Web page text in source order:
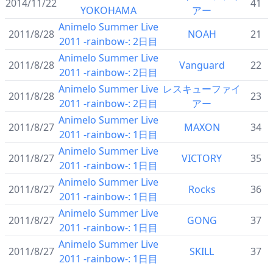
2014/11/22
YOKOHAMA
アー
41
2011/8/28
Animelo Summer Live
2011 -rainbow-: 2日目
NOAH 21
2011/8/28
Animelo Summer Live
2011 -rainbow-: 2日目
Vanguard 22
2011/8/28
Animelo Summer Live
2011 -rainbow-: 2日目
レスキューファイ
アー
23
2011/8/27
Animelo Summer Live
2011 -rainbow-: 1日目
MAXON 34
2011/8/27
Animelo Summer Live
2011 -rainbow-: 1日目
VICTORY 35
2011/8/27
Animelo Summer Live
2011 -rainbow-: 1日目
Rocks 36
2011/8/27
Animelo Summer Live
2011 -rainbow-: 1日目
GONG 37
2011/8/27
Animelo Summer Live
2011 -rainbow-: 1日目
SKILL 37